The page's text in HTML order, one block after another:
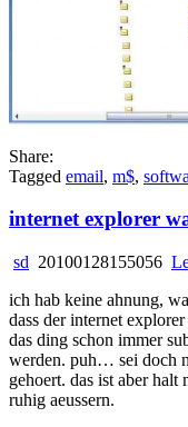
Share:
Tagged email, m$,
internet explorer
sd 20100128155056
ich hab keine ahnung,
dass der internet
das ding schon immer
werden. puh… sei doch
gehoert. das ist aber
ruhig aeussern.